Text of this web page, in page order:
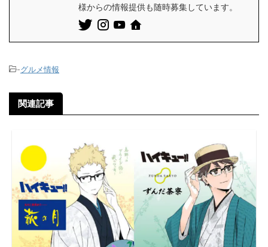
様からの情報提供も随時募集しています。
-グルメ情報
関連記事